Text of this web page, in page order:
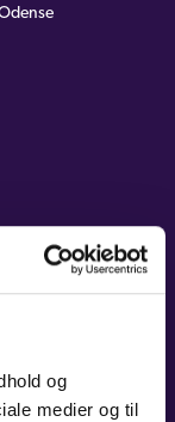
og
medier og til